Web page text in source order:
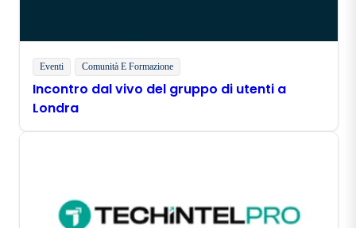
Eventi Comunità E Formazione
Incontro dal vivo del gruppo di utenti a
Londra